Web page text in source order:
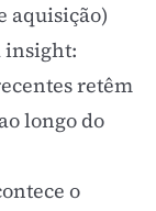
aquisição)
insight:
retêm
longo do
o